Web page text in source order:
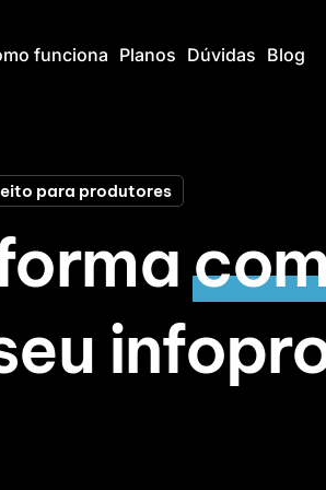
funciona Planos Dúvidas Blog
para produtores
seu